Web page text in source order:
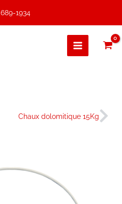
1934
Chaux dolomitique 15Kg